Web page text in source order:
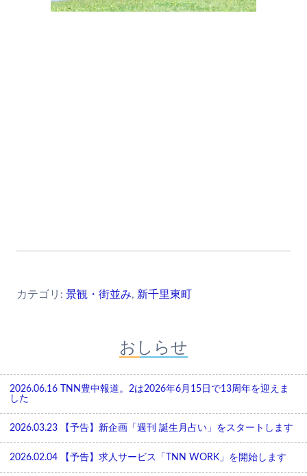
カテゴリ: 景観・街並み, 新千里東町
おしらせ
2026.06.16
TNN豊中報道。2は2026年6月15日で13周年を迎えま
した
2026.03.23 【予告】新企画「週刊 誕生月占い」をスタートします
2026.02.04 【予告】求人サービス「TNN WORK」を開始します